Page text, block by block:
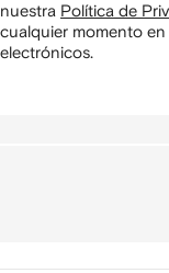
nuestra Política de
cualquier momento
electrónicos.